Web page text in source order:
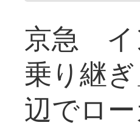
京急 イ
乗り継
辺でロ